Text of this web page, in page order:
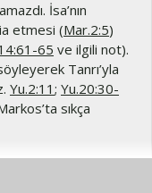
İsa’nın
etmesi (Mar.2:5)
65 ve ilgili not).
Tanrı’yla
Yu.2:11 ; Yu.20:30-
sıkça